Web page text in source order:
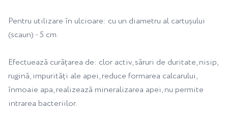
Pentru utilizare în ulcioare: cu un diametru al cartușului
(scaun) - 5 cm.
Efectuează curățarea de: clor activ, săruri de duritate, nisip,
rugină, impurități ale apei, reduce formarea calcarului,
înmoaie apa, realizează mineralizarea apei, nu permite
intrarea bacteriilor.